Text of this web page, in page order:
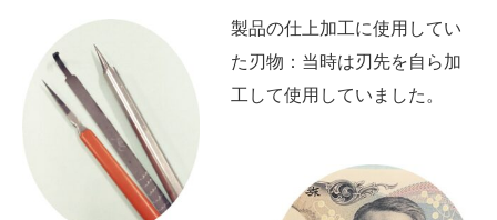
製品の仕上加工に使用してい
た刃物：当時は刃先を自ら加
工して使用していました。